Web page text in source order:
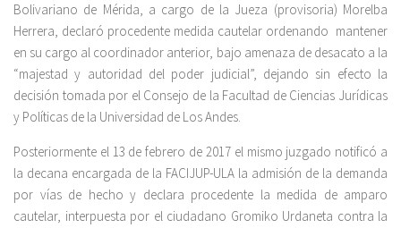
Bolivariano de Mérida, a cargo de la Jueza (provisoria) Morelba
Herrera, declaró procedente medida cautelar ordenando mantener
en su cargo al coordinador anterior, bajo amenaza de desacato a la
“majestad y autoridad del poder judicial”, dejando sin efecto la
decisión tomada por el Consejo de la Facultad de Ciencias Jurídicas
y Políticas de la Universidad de Los Andes.
Posteriormente el 13 de febrero de 2017 el mismo juzgado notificó a
la decana encargada de la FACIJUP-ULA la admisión de la demanda
por vías de hecho y declara procedente la medida de amparo
cautelar, interpuesta por el ciudadano Gromiko Urdaneta contra la